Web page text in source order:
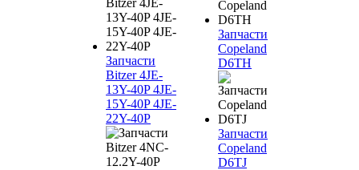
Запчасти
Bitzer 4JE-
13Y-40P 4JE-
15Y-40P 4JE-
22Y-40P
Запчасти
Copeland
D6TH
Запчасти
Copeland
D6TJ